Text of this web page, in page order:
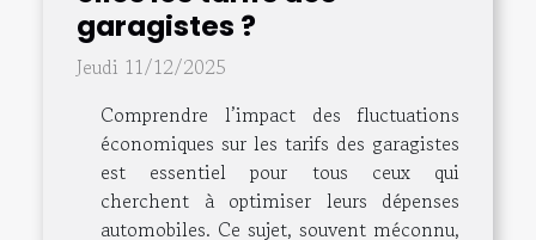
garagistes ?
Jeudi 11/12/2025
Comprendre l’impact des fluctuations
économiques sur les tarifs des garagistes
est essentiel pour tous ceux qui
cherchent à optimiser leurs dépenses
automobiles. Ce sujet, souvent méconnu,